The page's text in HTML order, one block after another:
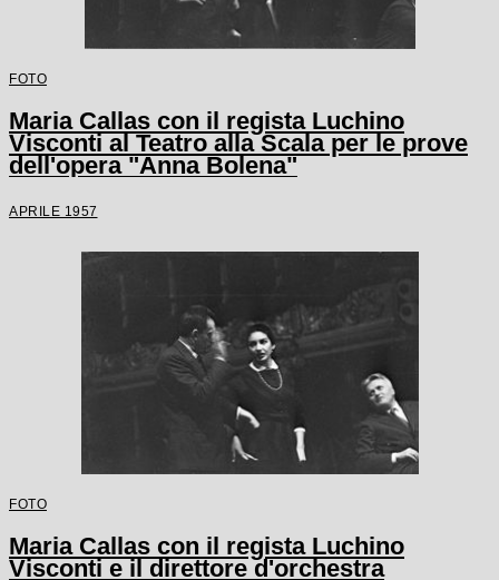
FOTO
Maria Callas con il regista Luchino
Visconti al Teatro alla Scala per le prove
dell'opera "Anna Bolena"
APRILE 1957
FOTO
Maria Callas con il regista Luchino
Visconti e il direttore d'orchestra